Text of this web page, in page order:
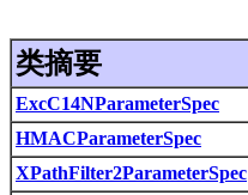
类摘要
ExcC14NParameterSpec
HMACParameterSpec
XPathFilter2ParameterSpec